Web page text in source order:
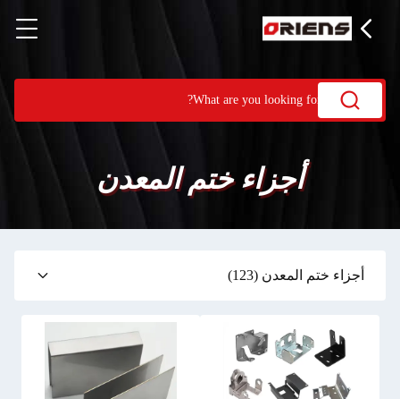
أجزاء ختم المعدن
أجزاء ختم المعدن (123)